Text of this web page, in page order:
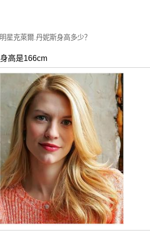
明星克萊爾.丹妮斯身高多少？
身高是166cm